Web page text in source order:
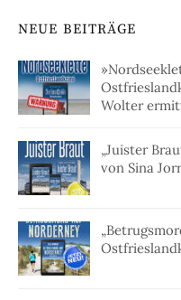
NEUE BEITRÄGE
Wolter
„Juister
von Sina